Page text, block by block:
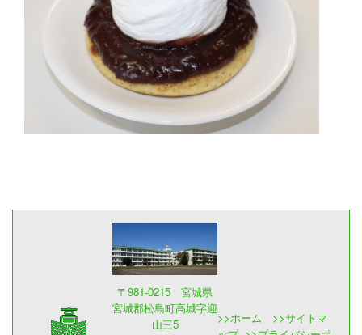
〒981-0215 宮城県
宮城郡松島町高城字迎
山三5
>>ホーム >>サイトマ